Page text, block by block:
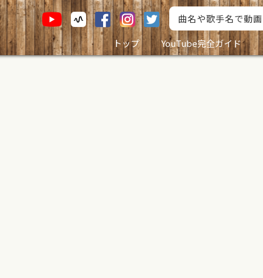
トップ
YouTube完全ガイド